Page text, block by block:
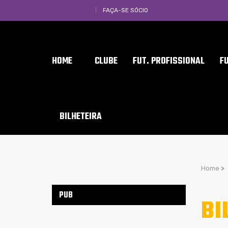
FAÇA-SE SÓCIO
HOME CLUBE FUT. PROFISSIONAL
BILHETEIRA
Home >
PUB